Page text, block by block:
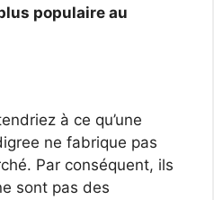
populaire au
à ce qu’une
ne fabrique pas
Par conséquent, ils
sont pas des